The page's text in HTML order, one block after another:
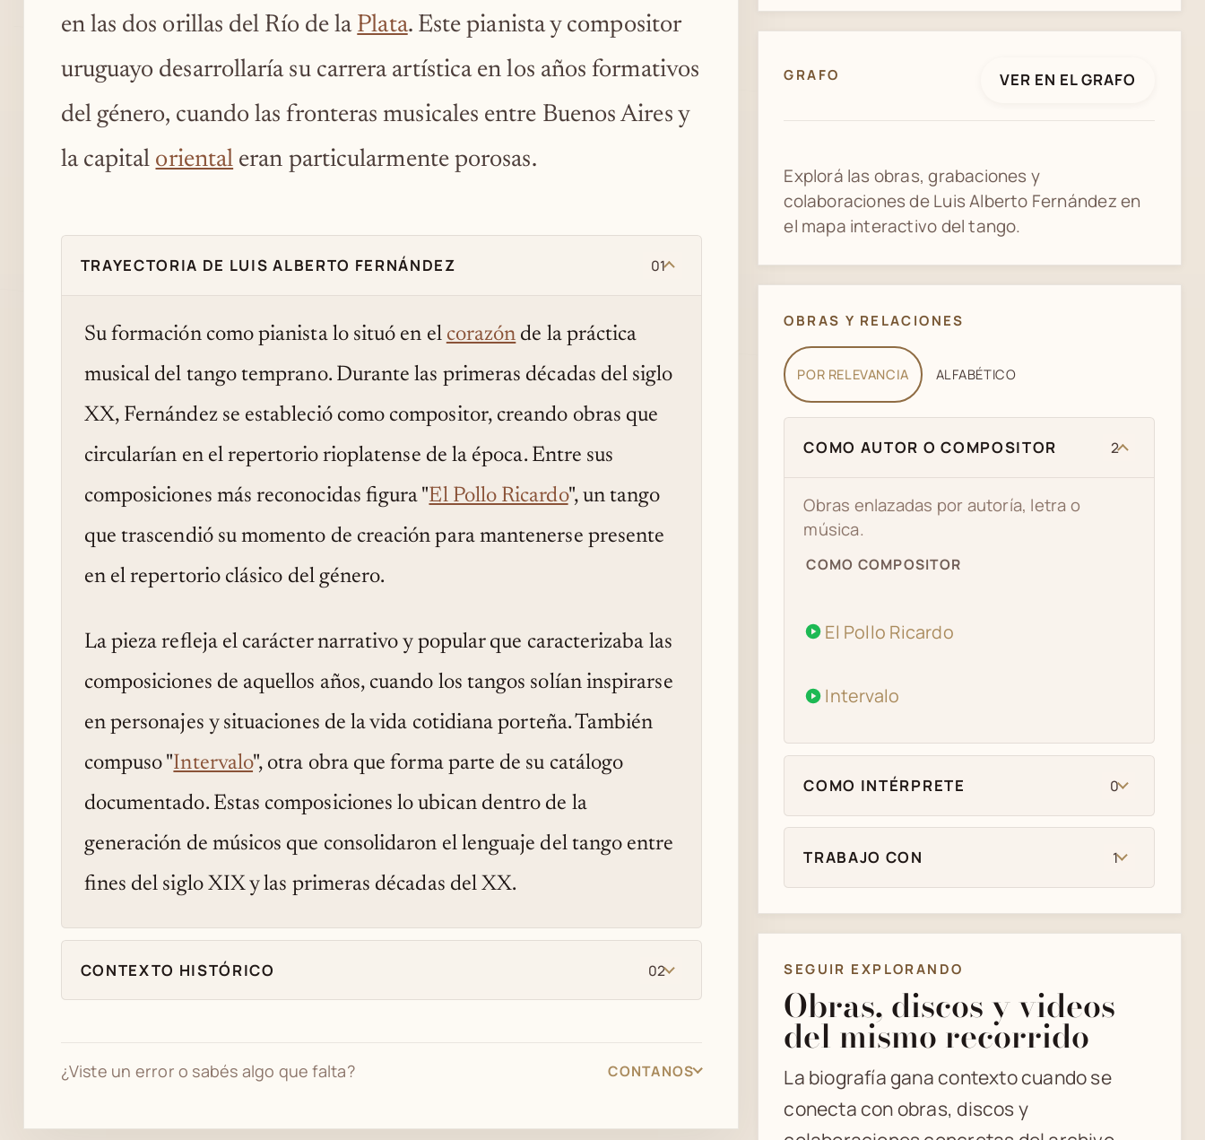
en las dos orillas del Río de la Plata. Este pianista y compositor
uruguayo desarrollaría su carrera artística en los años formativos
del género, cuando las fronteras musicales entre Buenos Aires y
la capital oriental eran particularmente porosas.
TRAYECTORIA DE LUIS ALBERTO FERNÁNDEZ 01
Su formación como pianista lo situó en el corazón de la práctica
musical del tango temprano. Durante las primeras décadas del siglo
XX, Fernández se estableció como compositor, creando obras que
circularían en el repertorio rioplatense de la época. Entre sus
composiciones más reconocidas figura "El Pollo Ricardo", un tango
que trascendió su momento de creación para mantenerse presente
en el repertorio clásico del género.
La pieza refleja el carácter narrativo y popular que caracterizaba las
composiciones de aquellos años, cuando los tangos solían inspirarse
en personajes y situaciones de la vida cotidiana porteña. También
compuso "Intervalo", otra obra que forma parte de su catálogo
documentado. Estas composiciones lo ubican dentro de la
generación de músicos que consolidaron el lenguaje del tango entre
fines del siglo XIX y las primeras décadas del XX.
CONTEXTO HISTÓRICO 02
¿Viste un error o sabés algo que falta? CONTANOS
GRAFO VER EN EL GRAFO
Explorá las obras, grabaciones y
colaboraciones de Luis Alberto Fernández en
el mapa interactivo del tango.
OBRAS Y RELACIONES
POR RELEVANCIA ALFABÉTICO
COMO AUTOR O COMPOSITOR 2
Obras enlazadas por autoría, letra o
música.
COMO COMPOSITOR
El Pollo Ricardo
Intervalo
COMO INTÉRPRETE 0
TRABAJO CON 1
SEGUIR EXPLORANDO
Obras, discos y videos
del mismo recorrido
La biografía gana contexto cuando se
conecta con obras, discos y